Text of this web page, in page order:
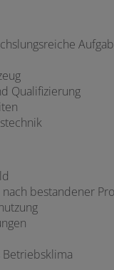
Qualifizierung
bestandener